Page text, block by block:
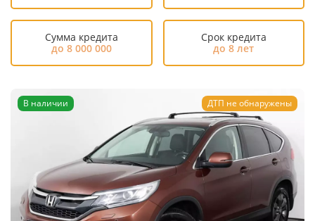
Сумма кредита
до 8 000 000
Срок кредита
до 8 лет
В наличии ДТП не обнаружены